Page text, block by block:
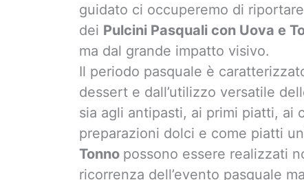
guidato ci occuperemo di
dei Pulcini Pasquali con Uova e
ma dal grande impatto visivo.
Il periodo pasquale è
dessert e dall’utilizzo versatile
sia agli antipasti, ai primi piatti, ai
preparazioni dolci e come piatti
Tonno possono essere realizzati
ricorrenza dell’evento pasquale